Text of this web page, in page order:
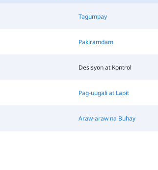
Tagumpay
Pakiramdam
Desisyon at Kontrol
Pag-uugali at Lapit
Araw-araw na Buhay